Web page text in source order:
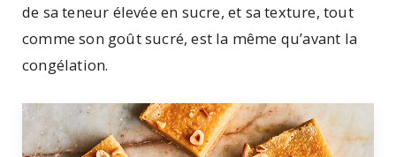
de sa teneur élevée en sucre, et sa texture, tout
comme son goût sucré, est la même qu’avant la
congélation.